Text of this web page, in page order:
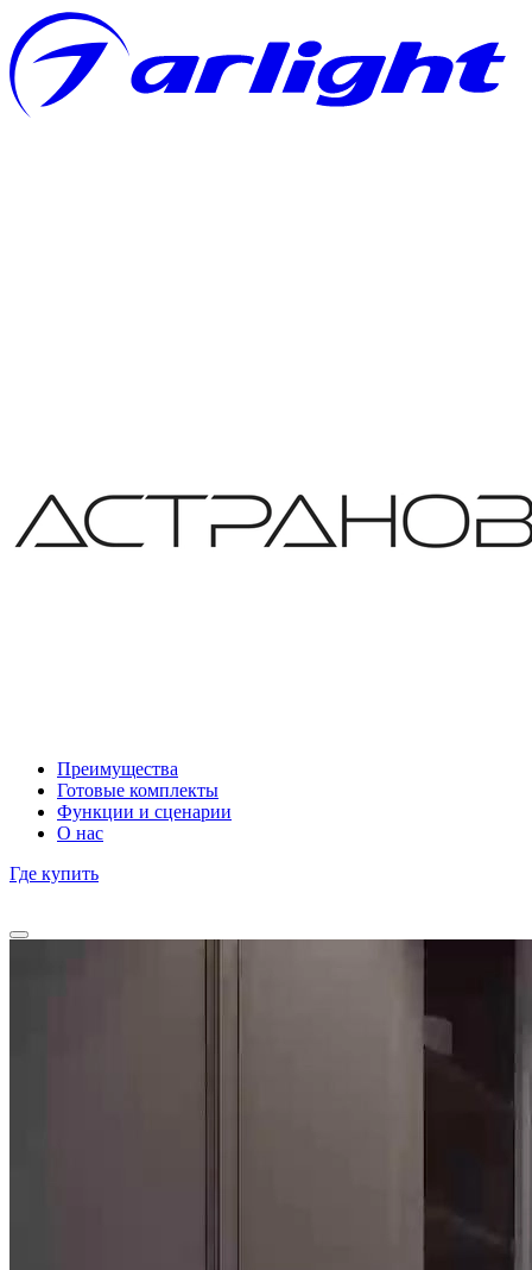
Преимущества
Готовые комплекты
Функции и сценарии
О нас
Где купить